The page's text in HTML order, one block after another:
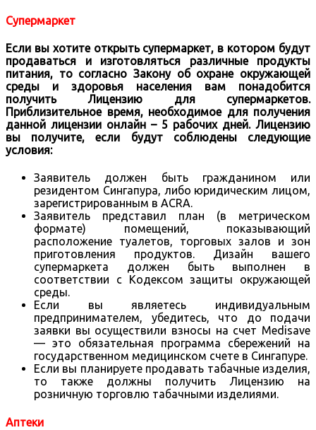
Супермаркет
Если вы хотите открыть супермаркет, в котором будут
продаваться и изготовляться различные продукты
питания, то согласно Закону об охране окружающей
среды и здоровья населения вам понадобится
получить Лицензию для супермаркетов.
Приблизительное время, необходимое для получения
данной лицензии онлайн – 5 рабочих дней. Лицензию
вы получите, если будут соблюдены следующие
условия:
Заявитель должен быть гражданином или
резидентом Сингапура, либо юридическим лицом,
зарегистрированным в ACRA.
Заявитель представил план (в метрическом
формате) помещений, показывающий
расположение туалетов, торговых залов и зон
приготовления продуктов. Дизайн вашего
супермаркета должен быть выполнен в
соответствии с Кодексом защиты окружающей
среды.
Если вы являетесь индивидуальным
предпринимателем, убедитесь, что до подачи
заявки вы осуществили взносы на счет Medisave
— это обязательная программа сбережений на
государственном медицинском счете в Сингапуре.
Если вы планируете продавать табачные изделия,
то также должны получить Лицензию на
розничную торговлю табачными изделиями.
Аптеки